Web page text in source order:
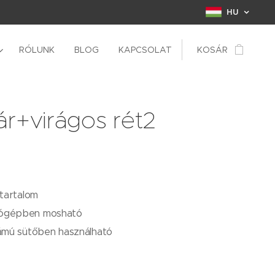
HU
RÓLUNK BLOG KAPCSOLAT KOSÁR
rét2
mosható
sütőben használható